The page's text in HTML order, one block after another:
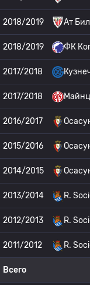
2018/2019 Ат
2018/2019 ФК
2017/2018
2017/2018 Майнц
2016/2017
2015/2016
2014/2015
2013/2014 R.
2012/2013 R.
2011/2012 R.
Всего